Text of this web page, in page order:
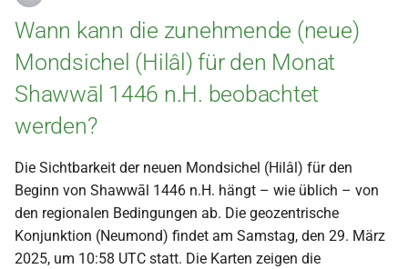
w
r
d
i
n
t
Islam
Mondsichtung
Sichtungen
Video
Wann kann die zunehmende (neue)
Mondsichel (Hilâl) für den Monat
Shawwāl 1446 n.H. beobachtet
werden?
Die Sichtbarkeit der neuen Mondsichel (Hilâl) für den
Beginn von Shawwāl 1446 n.H. hängt – wie üblich – von
den regionalen Bedingungen ab. Die geozentrische
Konjunktion (Neumond) findet am Samstag, den 29. März
2025, um 10:58 UTC statt. Die Karten zeigen die